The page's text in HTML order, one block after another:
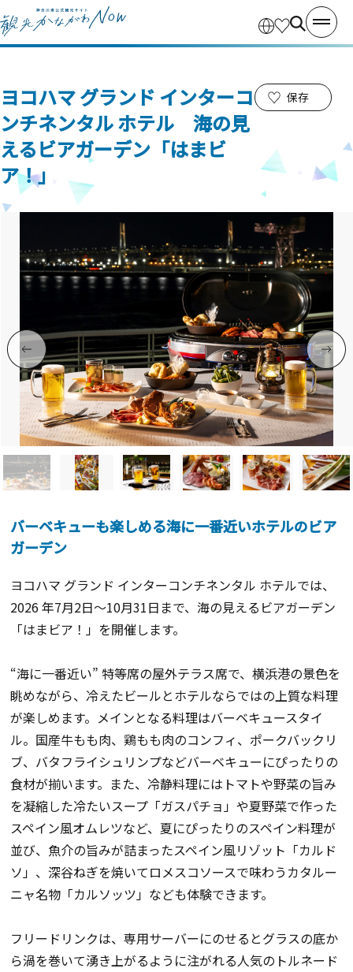
ヨコハマ グランド インターコ
ンチネンタル ホテル 海の見
えるビアガーデン「はまビ
ア！」
保存
バーベキューも楽しめる海に一番近いホテルのビア
ガーデン
ヨコハマ グランド インターコンチネンタル ホテルでは、
2026 年7月2日～10月31日まで、海の見えるビアガーデン
「はまビア！」を開催します。
“海に一番近い” 特等席の屋外テラス席で、横浜港の景色を
眺めながら、冷えたビールとホテルならではの上質な料理
が楽しめます。 メインとなる料理はバーベキュースタイ
ル。 国産牛もも肉、鶏もも肉のコンフィ、ポークバックリ
ブ、バタフライシュリンプなどバーベキューにぴったりの
食材が揃います。また、冷静料理にはトマトや野菜の旨み
を凝縮した冷たいスープ「ガスパチョ」や夏野菜で作った
スペイン風オムレツなど、夏にぴったりのスペイン料理が
並び、魚介の旨みが詰まったスペイン風リゾット「カルド
ソ」、深谷ねぎを焼いてロメスコソースで味わうカタルー
ニャ名物「カルソッツ」なども体験できます。
フリードリンクは、専用サーバーにのせるとグラスの底か
ら渦を巻いて湧き上がるように注がれる人気のトルネード